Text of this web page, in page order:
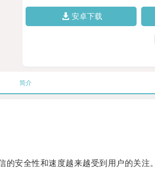
安卓下载
简介
安全性和速度越来越受到用户的关注。